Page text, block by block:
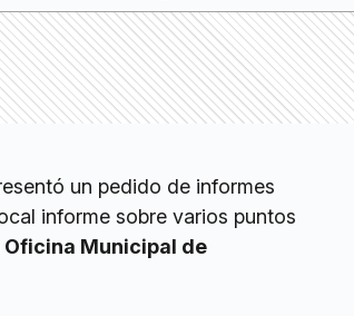
un pedido de informes
informe sobre varios puntos
Municipal de